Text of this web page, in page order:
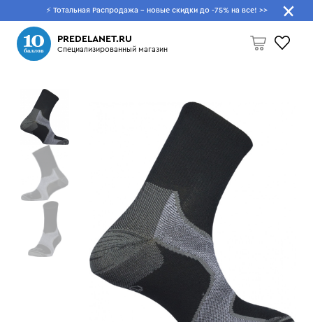
⚡ Тотальная Распродажа - новые скидки до -75% на все! >>
PREDELANET.RU
Специализированный магазин
Пусто
Что будем искать?